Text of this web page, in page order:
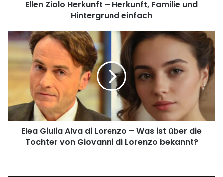
Ellen Ziolo Herkunft – Herkunft, Familie und
Hintergrund einfach
Elea
Giulia
ist
über
Tochter
Elea Giulia Alva di Lorenzo – Was ist über die
Tochter von Giovanni di Lorenzo bekannt?